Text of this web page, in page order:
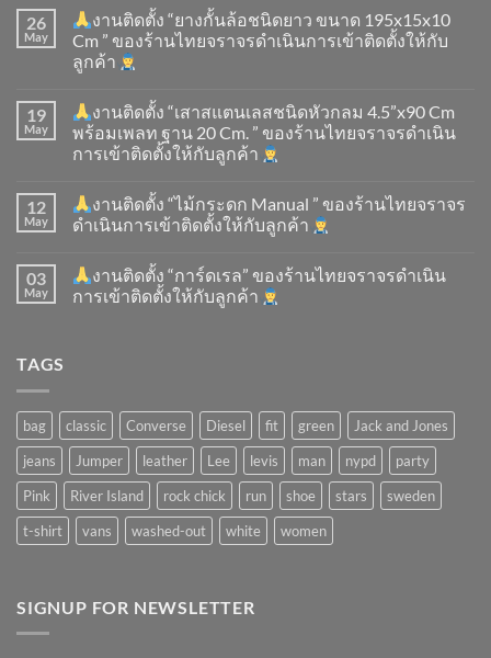
26
May
งานติดตั้ง “ยางกั้นล้อชนิดยาว ขนาด 195x15x10
Cm ” ของร้านไทยจราจรดำเนินการเข้าติดตั้ง​ให้กับ
ลูกค้า
19
May
งานติดตั้ง “เสาสแตนเลสชนิดหัวกลม 4.5”x90 Cm
พร้อมเพลท ฐาน 20 Cm. ” ของร้านไทยจราจรดำเนิน
การเข้าติดตั้ง​ให้กับลูกค้า
12
May
งานติดตั้ง “ไม้กระดก Manual ” ของร้านไทยจราจร
ดำเนินการเข้าติดตั้ง​ให้กับลูกค้า
03
May
งานติดตั้ง “การ์ดเรล” ของร้านไทยจราจรดำเนิน
การเข้าติดตั้ง​ให้กับลูกค้า
TAGS
bag classic Converse Diesel fit green
Jack and Jones
jeans
Jumper leather Lee levis man nypd
party
Pink
River Island rock chick run shoe stars
sweden
t-shirt
vans washed-out white women
SIGNUP FOR NEWSLETTER